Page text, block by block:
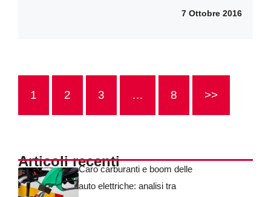
7 Ottobre 2016
1 2 3 … 8 >>
Articoli recentiCaro carburanti e boom delle
auto elettriche: analisi tra